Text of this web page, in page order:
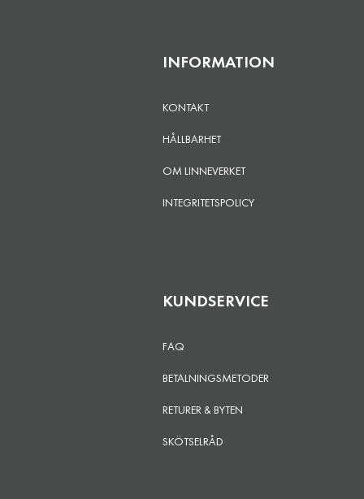
INFORMATION
KONTAKT
HÅLLBARHET
OM LINNEVERKET
INTEGRITETSPOLICY
KUNDSERVICE
FAQ
BETALNINGSMETODER
RETURER & BYTEN
SKÖTSELRÅD